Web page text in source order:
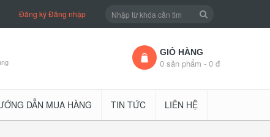
Đăng kýĐăng nhập
GIỎ HÀNG
0 sản phẩm - 0 đ
DẪN MUA HÀNG TIN TỨC LIÊN HỆ